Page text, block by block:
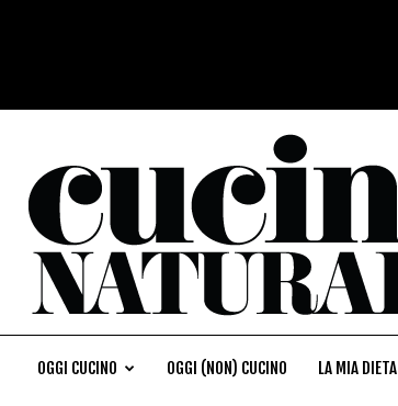
OGGI CUCINO OGGI (NON) CUCINO LA MIA DIETA